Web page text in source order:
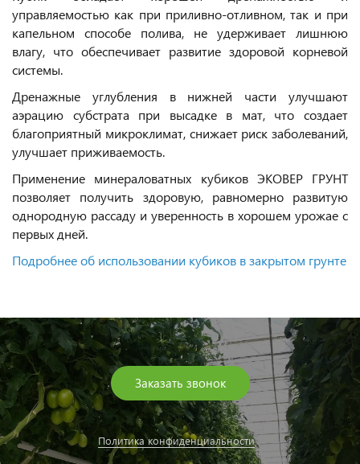
управляемостью как при приливно-отливном, так и при
капельном способе полива, не удерживает лишнюю
влагу, что обеспечивает развитие здоровой корневой
системы.
Дренажные углубления в нижней части улучшают
аэрацию субстрата при высадке в мат, что создает
благоприятный микроклимат, снижает риск заболеваний,
улучшает приживаемость.
Применение минераловатных кубиков ЭКОВЕР ГРУНТ
позволяет получить здоровую, равномерно развитую
однородную рассаду и уверенность в хорошем урожае с
первых дней.
Подробнее об использовании кубиков в закрытом грунте
Заказать звонок
Политика конфиденциальности